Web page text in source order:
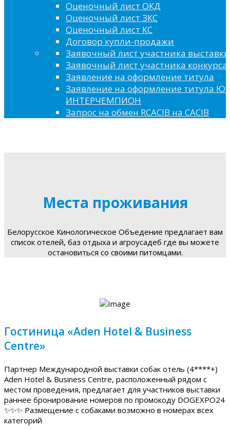
Оценочный лист ОКД
Оценочный лист ЗКС
Оценочный лист КС
Договор купли-продажи
Заявочный лист участника выставки
Заявочный лист участника конкурса
Заявление на оформление титула
Заявление на оформление титула
ИНТЕРЧЕМПИОН
Запрос на обмен RCACIB на CACIB
Места проживания
Белорусское Кинологическое Объедение предлагает вам
список отелей, баз отдыха и агроусадеб где вы можете
остановиться со своими питомцами.
Гостиница «Aden Hotel & Business
Centre»
Партнер Международной выставки собак отель (4****+)
Aden Hotel & Business Centre, расположенный рядом с
местом проведения, предлагает для участников выставки
раннее бронирование номеров по промокоду DOGEXPO24
✨✨✨ Размещение с собаками возможно в номерах всех
категорий